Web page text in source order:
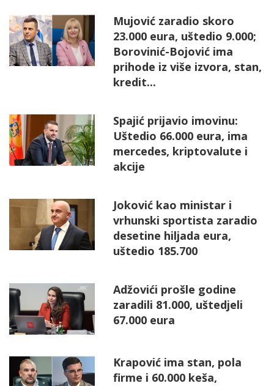
Mujović zaradio skoro
23.000 eura, uštedio 9.000;
Borovinić-Bojović ima
prihode iz više izvora, stan,
kredit...
Spajić prijavio imovinu:
Uštedio 66.000 eura, ima
mercedes, kriptovalute i
akcije
Joković kao ministar i
vrhunski sportista zaradio
desetine hiljada eura,
uštedio 185.700
Adžovići prošle godine
zaradili 81.000, uštedjeli
67.000 eura
Krapović ima stan, pola
firme i 60.000 keša,